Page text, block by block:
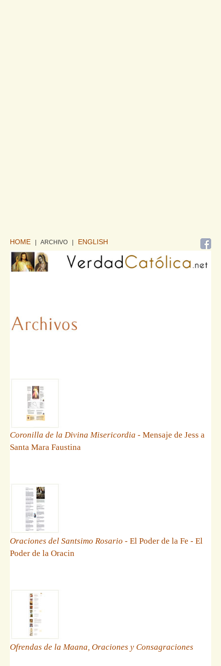
HOME | ARCHIVO ENGLISH
Coronilla de la Divina Misericordia - Mensaje de Jess a
Santa Mara Faustina
Oraciones del Santsimo Rosario - El Poder de la Fe - El
Poder de la Oracin
Ofrendas de la Maana, Oraciones y Consagraciones